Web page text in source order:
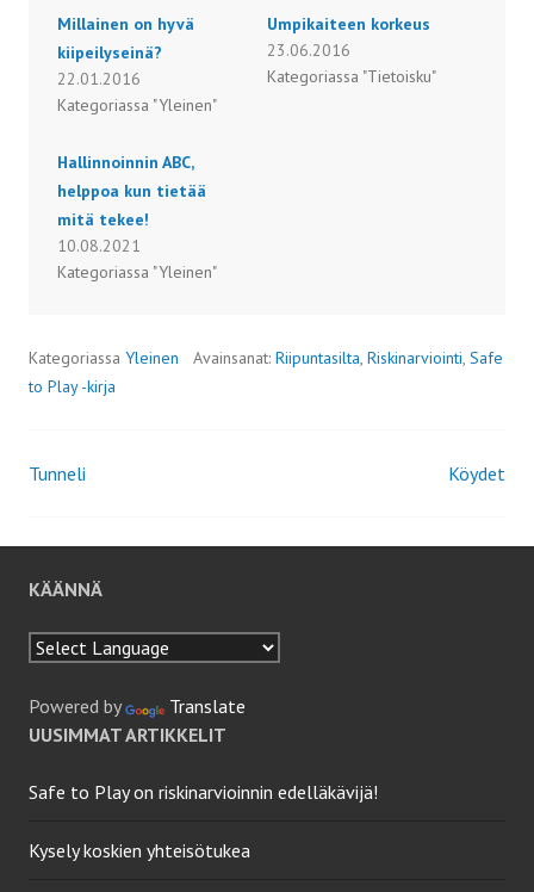
Millainen on hyvä
kiipeilyseinä?
22.01.2016
Kategoriassa "Yleinen"
Umpikaiteen korkeus
23.06.2016
Kategoriassa "Tietoisku"
Hallinnoinnin ABC,
helppoa kun tietää
mitä tekee!
10.08.2021
Kategoriassa "Yleinen"
Kategoriassa Yleinen Avainsanat: Riipuntasilta, Riskinarviointi, Safe
to Play -kirja
Artikkelien
selaus
Tunneli Köydet
KÄÄNNÄ
Powered by
Translate
UUSIMMAT ARTIKKELIT
Safe to Play on riskinarvioinnin edelläkävijä!
Kysely koskien yhteisötukea